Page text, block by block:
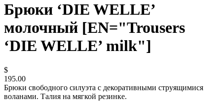
Брюки ‘DIE WELLE’
молочный [EN="Trousers
‘DIE WELLE’ milk"]
$
195.00
Брюки свободного силуэта с декоративными струящимися
воланами. Талия на мягкой резинке.